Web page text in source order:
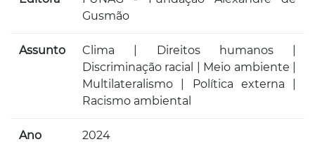
Gusmão
Assunto
Clima | Direitos humanos |
Discriminação racial | Meio ambiente |
Multilateralismo | Política externa |
Racismo ambiental
Ano 2024